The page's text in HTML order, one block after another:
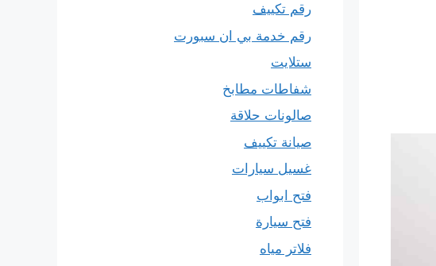
رقم تكييف
رقم خدمة بي ان سبورت
ستلايت
شفاطات مطابخ
صالونات حلاقة
صيانة تكييف
غسيل سيارات
فتح ابواب
فتح سيارة
فلاتر مياه